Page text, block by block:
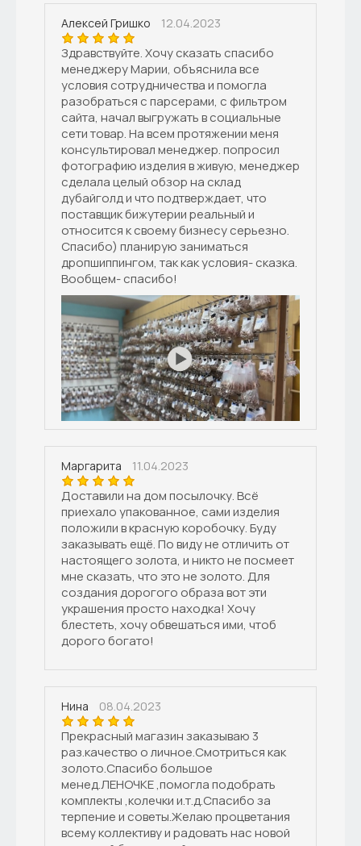
Алексей Гришко
12.04.2023
Здравствуйте. Хочу сказать спасибо
менеджеру Марии, объяснила все
условия сотрудничества и помогла
разобраться с парсерами, с фильтром
сайта, начал выгружать в социальные
сети товар. На всем протяжении меня
консультировал менеджер. попросил
фотографию изделия в живую, менеджер
сделала целый обзор на склад
дубайголд и что подтверждает, что
поставщик бижутерии реальный и
относится к своему бизнесу серьезно.
Спасибо) планирую заниматься
дропшиппингом, так как условия- сказка.
Вообщем- спасибо!
Маргарита
11.04.2023
Доставили на дом посылочку. Всё
приехало упакованное, сами изделия
положили в красную коробочку. Буду
заказывать ещё. По виду не отличить от
настоящего золота, и никто не посмеет
мне сказать, что это не золото. Для
создания дорогого образа вот эти
украшения просто находка! Хочу
блестеть, хочу обвешаться ими, чтоб
дорого богато!
Нина
08.04.2023
Прекрасный магазин заказываю 3
раз.качество о личное.Смотриться как
золото.Спасибо большое
менед.ЛЕНОЧКЕ ,помогла подобрать
комплекты ,колечки и.т.д.Спасибо за
терпение и советы.Желаю процветания
всему коллективу и радовать нас новой